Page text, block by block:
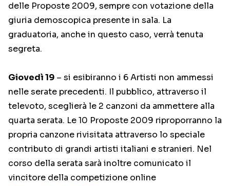
delle Proposte 2009, sempre con votazione della
giuria demoscopica presente in sala. La
graduatoria, anche in questo caso, verrà tenuta
segreta.
Giovedì 19 – si esibiranno i 6 Artisti non ammessi
nelle serate precedenti. Il pubblico, attraverso il
televoto, sceglierà le 2 canzoni da ammettere alla
quarta serata. Le 10 Proposte 2009 riproporranno la
propria canzone rivisitata attraverso lo speciale
contributo di grandi artisti italiani e stranieri. Nel
corso della serata sarà inoltre comunicato il
vincitore della competizione online